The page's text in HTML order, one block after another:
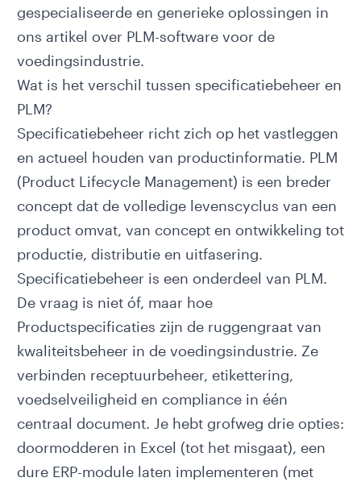
gespecialiseerde en generieke oplossingen in
ons artikel over PLM-software voor de
voedingsindustrie.
Wat is het verschil tussen specificatiebeheer en
PLM?
Specificatiebeheer richt zich op het vastleggen
en actueel houden van productinformatie. PLM
(Product Lifecycle Management) is een breder
concept dat de volledige levenscyclus van een
product omvat, van concept en ontwikkeling tot
productie, distributie en uitfasering.
Specificatiebeheer is een onderdeel van PLM.
De vraag is niet óf, maar hoe
Productspecificaties zijn de ruggengraat van
kwaliteitsbeheer in de voedingsindustrie. Ze
verbinden receptuurbeheer, etikettering,
voedselveiligheid en compliance in één
centraal document. Je hebt grofweg drie opties:
doormodderen in Excel (tot het misgaat), een
dure ERP-module laten implementeren (met